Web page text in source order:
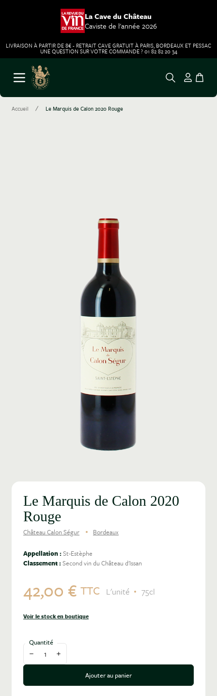
La Cave du Château
Caviste de l'année 2026
LIVRAISON À PARTIR DE 8€ - RETRAIT CAVE GRATUIT À PARIS, BORDEAUX ET PESSAC
UNE QUESTION SUR VOTRE COMMANDE ? 01 82 82 20 34
Aller au contenu
Ouvrir le menu
Accueil / Le Marquis de Calon 2020 Rouge
Le Marquis de Calon 2020
Rouge
Château Calon Ségur Bordeaux
Appellation :St-Estèphe
Classement :Second vin du Château d'Issan
42,00 € TTC L'unité 75cl
Voir le stock en boutique
Quantité
Diminuer la quantité
Augmenter la quantité
Ajouter au panier